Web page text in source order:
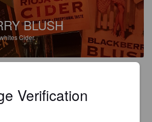
BLUSH
Cider.
Verification